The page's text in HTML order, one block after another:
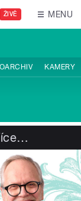
ŽIVĚ MENU
KAMERY
…